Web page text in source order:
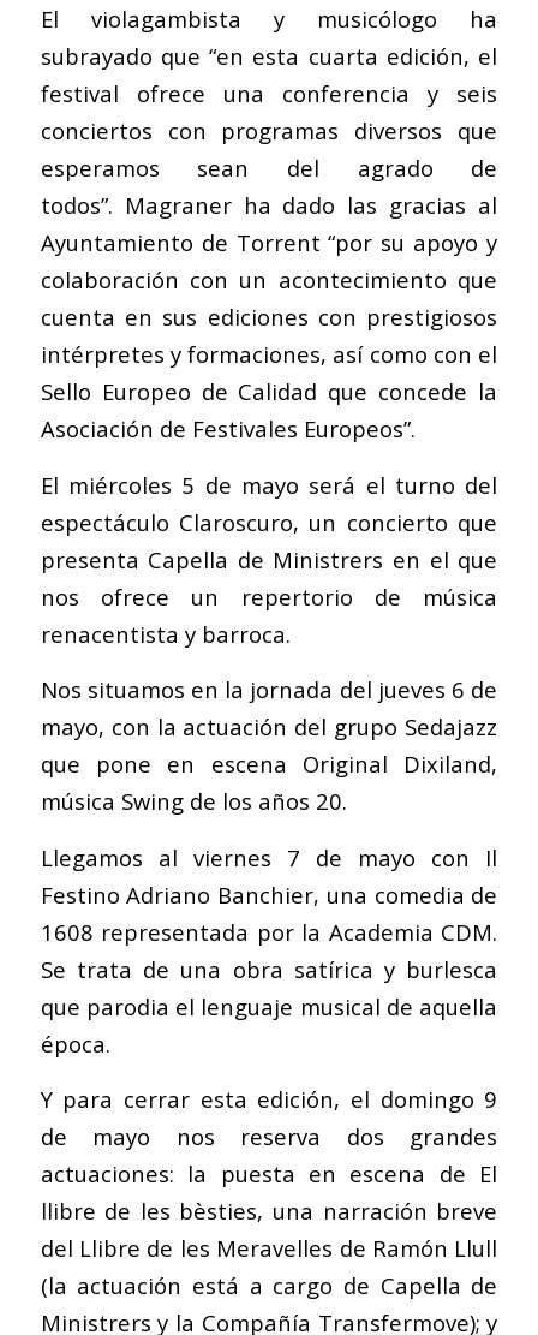
El violagambista y musicólogo ha
subrayado que “en esta cuarta edición, el
festival ofrece una conferencia y seis
conciertos con programas diversos que
esperamos sean del agrado de
todos”. Magraner ha dado las gracias al
Ayuntamiento de Torrent “por su apoyo y
colaboración con un acontecimiento que
cuenta en sus ediciones con prestigiosos
intérpretes y formaciones, así como con el
Sello Europeo de Calidad que concede la
Asociación de Festivales Europeos”.
El miércoles 5 de mayo será el turno del
espectáculo Claroscuro, un concierto que
presenta Capella de Ministrers en el que
nos ofrece un repertorio de música
renacentista y barroca.
Nos situamos en la jornada del jueves 6 de
mayo, con la actuación del grupo Sedajazz
que pone en escena Original Dixiland,
música Swing de los años 20.
Llegamos al viernes 7 de mayo con Il
Festino Adriano Banchier, una comedia de
1608 representada por la Academia CDM.
Se trata de una obra satírica y burlesca
que parodia el lenguaje musical de aquella
época.
Y para cerrar esta edición, el domingo 9
de mayo nos reserva dos grandes
actuaciones: la puesta en escena de El
llibre de les bèsties, una narración breve
del Llibre de les Meravelles de Ramón Llull
(la actuación está a cargo de Capella de
Ministrers y la Compañía Transfermove); y